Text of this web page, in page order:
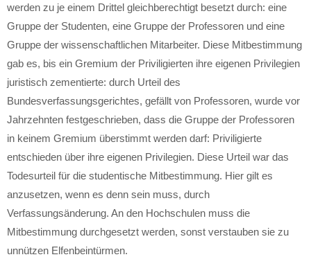
werden zu je einem Drittel gleichberechtigt besetzt durch: eine
Gruppe der Studenten, eine Gruppe der Professoren und eine
Gruppe der wissenschaftlichen Mitarbeiter. Diese Mitbestimmung
gab es, bis ein Gremium der Priviligierten ihre eigenen Privilegien
juristisch zementierte: durch Urteil des
Bundesverfassungsgerichtes, gefällt von Professoren, wurde vor
Jahrzehnten festgeschrieben, dass die Gruppe der Professoren
in keinem Gremium überstimmt werden darf: Priviligierte
entschieden über ihre eigenen Privilegien. Diese Urteil war das
Todesurteil für die studentische Mitbestimmung. Hier gilt es
anzusetzen, wenn es denn sein muss, durch
Verfassungsänderung. An den Hochschulen muss die
Mitbestimmung durchgesetzt werden, sonst verstauben sie zu
unnützen Elfenbeintürmen.